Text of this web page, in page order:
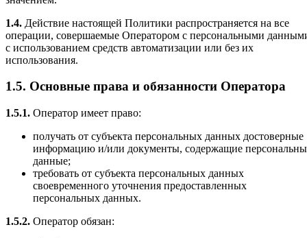
1.4. Действие настоящей Политики распространяется на все
операции, совершаемые Оператором с персональными
с использованием средств автоматизации или без их
использования.
1.5. Основные права и обязанности Оператора
1.5.1. Оператор имеет право:
получать от субъекта персональных данных достоверные
информацию и/или документы, содержащие
данные;
требовать от субъекта персональных данных
своевременного уточнения предоставленных
персональных данных.
1.5.2. Оператор обязан: